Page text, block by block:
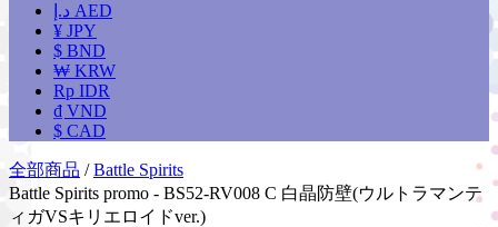
د.إ AED
¥ JPY
$ BND
₩ KRW
Rp IDR
₫ VND
$ CAD
全部商品 /Battle Spirits
Battle Spirits promo - BS52-RV008 C 白晶防壁(ウルトラマンテ
ィガVSキリエロイドver.)